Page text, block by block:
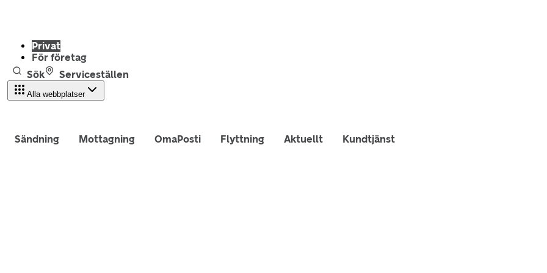
Privat
För företag
Sök
Serviceställen
Alla webbplatser
Sändning Mottagning OmaPosti Flyttning Aktuellt Kundtjänst